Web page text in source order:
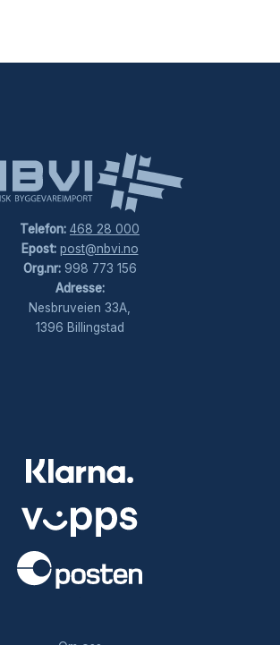
Telefon: 468 28 000
Epost: post@nbvi.no
Org.nr:998 773 156
Adresse:
Nesbruveien 33A,
1396 Billingstad